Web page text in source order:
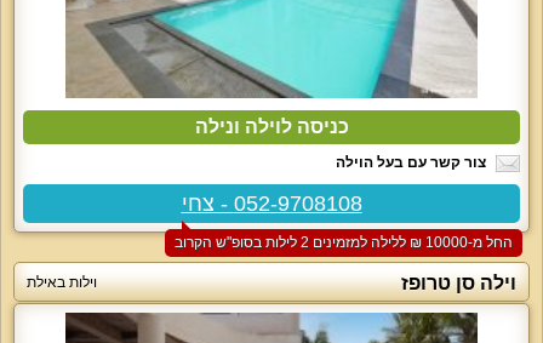
כניסה לוילה ונילה
צור קשר עם בעל הוילה
052-9708108 - צחי
החל מ-‏10000 ₪ ללילה למזמינים 2 לילות בסופ"ש הקרוב
וילה סן טרופז וילות באילת